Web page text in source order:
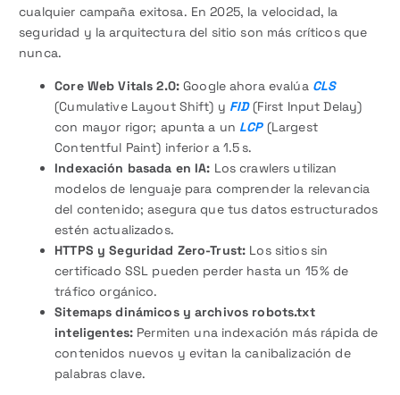
cualquier campaña exitosa. En 2025, la velocidad, la
seguridad y la arquitectura del sitio son más críticos que
nunca.
Core Web Vitals 2.0:Google ahora evalúa CLS
(Cumulative Layout Shift) y FID(First Input Delay)
con mayor rigor; apunta a un LCP(Largest
Contentful Paint) inferior a 1.5 s.
Indexación basada en IA: Los crawlers utilizan
modelos de lenguaje para comprender la relevancia
del contenido; asegura que tus datos estructurados
estén actualizados.
HTTPS y Seguridad Zero-Trust: Los sitios sin
certificado SSL pueden perder hasta un 15 % de
tráfico orgánico.
Sitemaps dinámicos y archivos robots.txt
inteligentes:Permiten una indexación más rápida de
contenidos nuevos y evitan la canibalización de
palabras clave.